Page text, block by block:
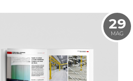
29
MAG